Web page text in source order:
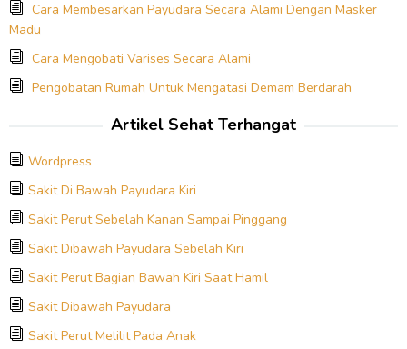
Cara Membesarkan Payudara Secara Alami Dengan Masker
Madu
Cara Mengobati Varises Secara Alami
Pengobatan Rumah Untuk Mengatasi Demam Berdarah
Artikel Sehat Terhangat
Wordpress
Sakit Di Bawah Payudara Kiri
Sakit Perut Sebelah Kanan Sampai Pinggang
Sakit Dibawah Payudara Sebelah Kiri
Sakit Perut Bagian Bawah Kiri Saat Hamil
Sakit Dibawah Payudara
Sakit Perut Melilit Pada Anak